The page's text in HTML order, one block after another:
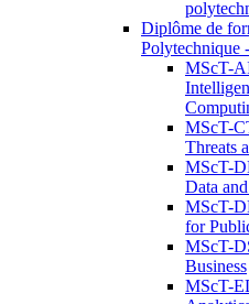
Diplôme de
Polytechnique
MScT-
MScT-
Threats
MScT-
Data
MScT-
for
MScT-
Business
MScT-